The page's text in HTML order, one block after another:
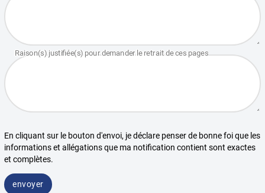
En cliquant sur le bouton d'envoi, je déclare penser de bonne foi que les
informations et allégations que ma notification contient sont exactes
et complètes.
envoyer